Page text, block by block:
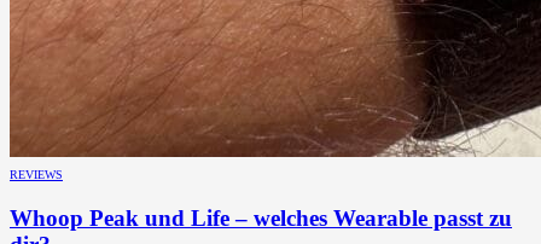
REVIEWS
Whoop Peak und Life – welches Wearable passt zu